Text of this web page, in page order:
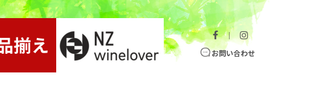
｜
お問い合わせ